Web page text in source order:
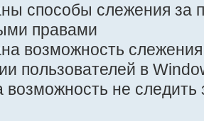
способы слежения за
правами
возможность
пользователей в
возможность не